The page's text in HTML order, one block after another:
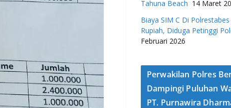
Tahuna Beach 14 Maret
Biaya SIM C Di
Rupiah, Diduga Petinggi
Februari 2026
Perwakilan Polres
Dampingi Puluhan
PT. Purnawira